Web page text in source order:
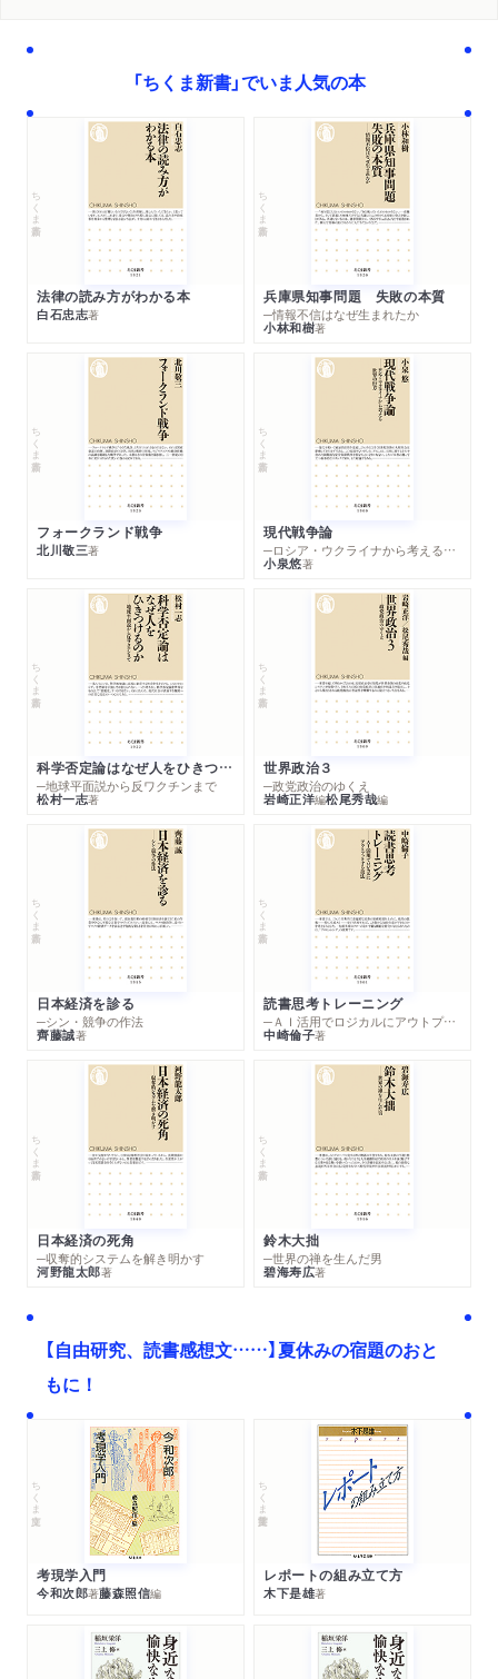
「ちくま新書」でいま人気の本
ちくま新書
法律の読み方がわかる本
白石忠志著
ちくま新書
兵庫県知事問題 失敗の本質
─情報不信はなぜ生まれたか
小林和樹著
ちくま新書
フォークランド戦争
北川敬三著
ちくま新書
現代戦争論
─ロシア・ウクライナから考える世界の行方
小泉悠著
ちくま新書
科学否定論はなぜ人をひきつけるのか
─地球平面説から反ワクチンまで
松村一志著
ちくま新書
世界政治３
─政党政治のゆくえ
岩崎正洋編松尾秀哉編
ちくま新書
日本経済を診る
─シン・競争の作法
齊藤誠著
ちくま新書
読書思考トレーニング
─ＡＩ活用でロジカルにアウトプットする技法
中崎倫子著
ちくま新書
日本経済の死角
─収奪的システムを解き明かす
河野龍太郎著
ちくま新書
鈴木大拙
─世界の禅を生んだ男
碧海寿広著
【自由研究、読書感想文……】夏休みの宿題のおと
もに！
ちくま文庫
考現学入門
今和次郎著藤森照信編
ちくま学芸文庫
レポートの組み立て方
木下是雄著